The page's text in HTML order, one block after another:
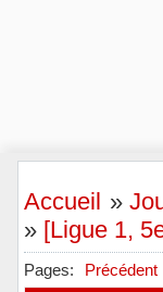
Accueil »
» [Ligue 1,
Pages: Précédent